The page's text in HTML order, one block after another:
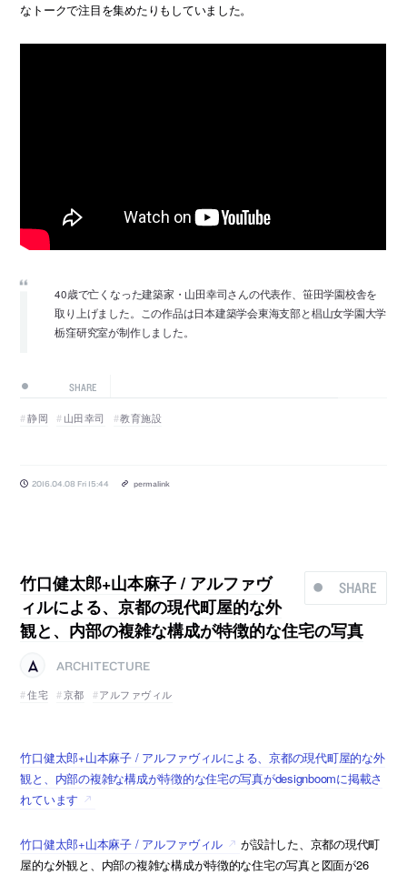
なトークで注目を集めたりもしていました。
40歳で亡くなった建築家・山田幸司さんの代表作、笹田学園校舎を
取り上げました。こ­の作品は日本建築学会東海支部と椙山女学園大学
栃窪研究室が制作しました。
SHARE
静岡 山田幸司 教育施設
2016.04.08 Fri 15:44 permalink
SHARE
竹口健太郎+山本麻子 / アルファヴ
ィルによる、京都の現代町屋的な外
観と、内部の複雑な構成が特徴的な住宅の写真
ARCHITECTURE
住宅
京都 アルファヴィル
竹口健太郎+山本麻子 / アルファヴィルによる、京都の現代町屋的な外
観と、内部の複雑な構成が特徴的な住宅の写真がdesignboomに掲載さ
れています
竹口健太郎+山本麻子 / アルファヴィル
が設計した、京都の現代町
屋的な外観と、内部の複雑な構成が特徴的な住宅の写真と図面が26